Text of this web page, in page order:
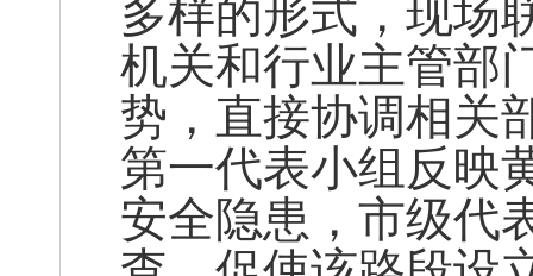
多样的形式，现场
机关和行业主管部
势，直接协调相关
第一代表小组反映
安全隐患，市级代